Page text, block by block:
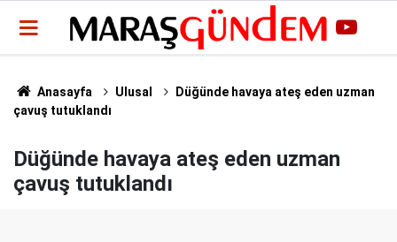
Anasayfa Ulusal
Düğünde havaya ateş eden uzman
çavuş tutuklandı
Düğünde havaya ateş eden uzman
çavuş tutuklandı